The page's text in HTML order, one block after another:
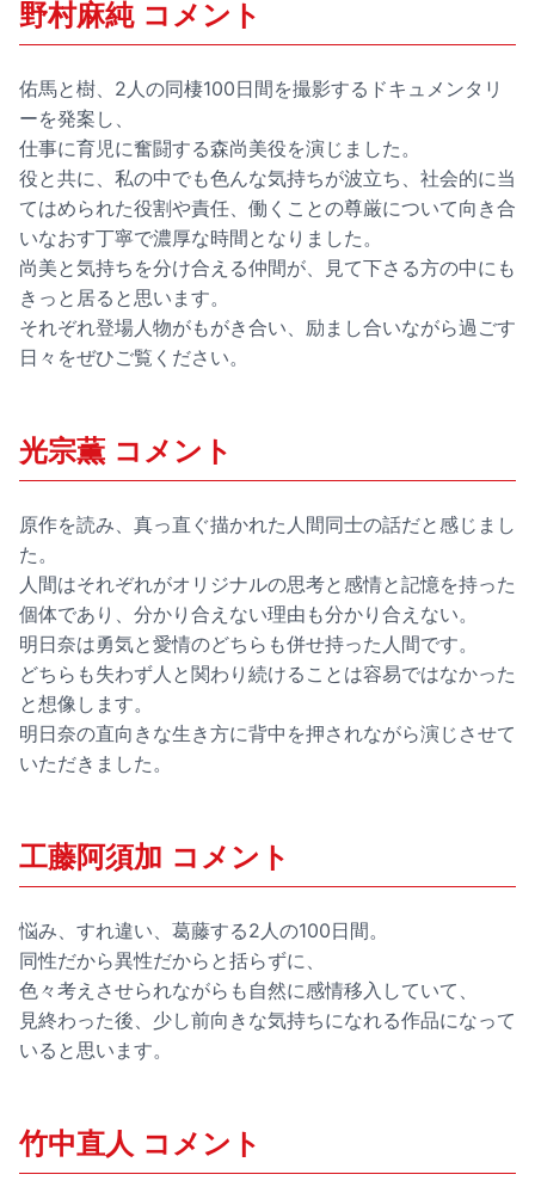
野村麻純 コメント
佑馬と樹、2人の同棲100日間を撮影するドキュメンタリ
ーを発案し、
仕事に育児に奮闘する森尚美役を演じました。
役と共に、私の中でも色んな気持ちが波立ち、社会的に当
てはめられた役割や責任、働くことの尊厳について向き合
いなおす丁寧で濃厚な時間となりました。
尚美と気持ちを分け合える仲間が、見て下さる方の中にも
きっと居ると思います。
それぞれ登場人物がもがき合い、励まし合いながら過ごす
日々をぜひご覧ください。
光宗薫 コメント
原作を読み、真っ直ぐ描かれた人間同士の話だと感じまし
た。
人間はそれぞれがオリジナルの思考と感情と記憶を持った
個体であり、分かり合えない理由も分かり合えない。
明日奈は勇気と愛情のどちらも併せ持った人間です。
どちらも失わず人と関わり続けることは容易ではなかった
と想像します。
明日奈の直向きな生き方に背中を押されながら演じさせて
いただきました。
工藤阿須加 コメント
悩み、すれ違い、葛藤する2人の100日間。
同性だから異性だからと括らずに、
色々考えさせられながらも自然に感情移入していて、
見終わった後、少し前向きな気持ちになれる作品になって
いると思います。
竹中直人 コメント